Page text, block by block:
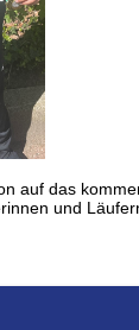
auf das
und